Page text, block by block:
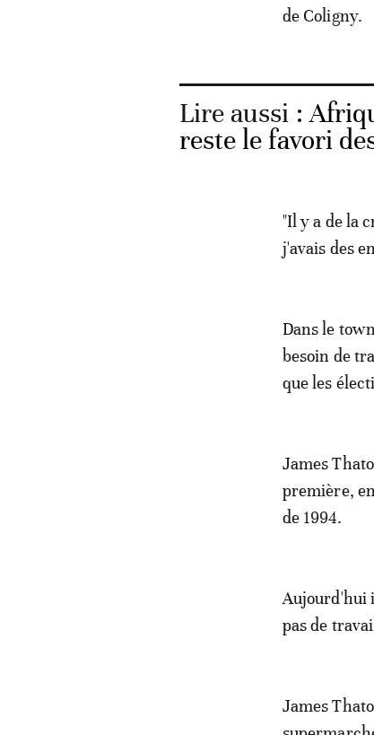
de Coligny.
Lire aussi :
reste le favori
"Il y a de la
j'avais des
Dans le
besoin de
que les
James
première,
de 1994.
Aujourd'hui
pas de
James